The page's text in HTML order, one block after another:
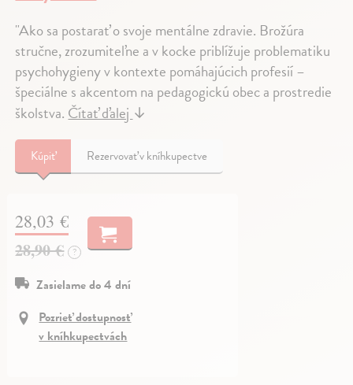
"Ako sa postarať o svoje mentálne zdravie. Brožúra
stručne, zrozumiteľne a v kocke priblížuje problematiku
psychohygieny v kontexte pomáhajúcich profesií –
špeciálne s akcentom na pedagogickú obec a prostredie
školstva.Čítať ďalej↓
Kúpiť Rezervovať v kníhkupectve
28,03 €
28,90 €
?
Zasielame do 4 dní
Pozrieť dostupnosť
v kníhkupectvách